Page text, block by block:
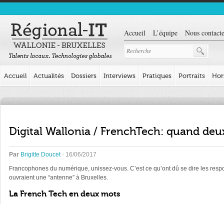
Accueil L’équipe Nous
Accueil Actualités Dossiers Interviews Pratiques Portraits
Digital Wallonia / FrenchTech: quand
Par Brigitte Doucet· 16/06/2017
Francophones du numérique, unissez-vous. C’est ce qu’ont dû se dire les
ouvraient une “antenne” à Bruxelles.
La French Tech en deux mots